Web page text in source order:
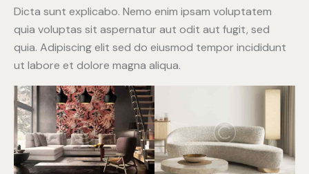
Dicta sunt explicabo. Nemo enim ipsam voluptatem
quia voluptas sit aspernatur aut odit aut fugit, sed
quia. Adipiscing elit sed do eiusmod tempor incididunt
ut labore et dolore magna aliqua.